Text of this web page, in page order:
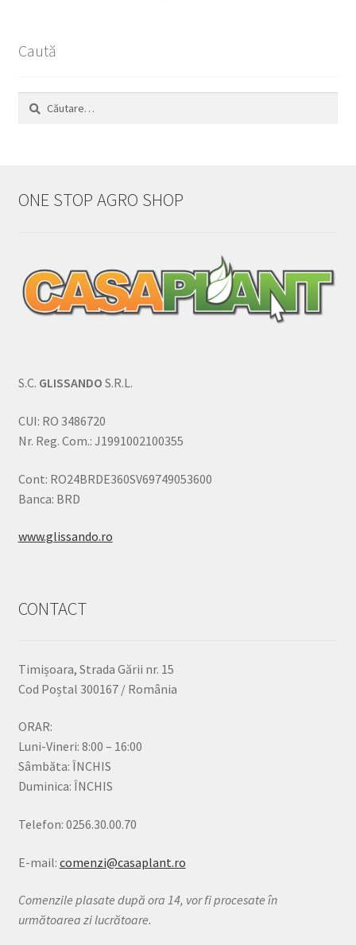
Caută
Caută
ONE STOP AGRO SHOP
S.C. GLISSANDO S.R.L.
CUI: RO 3486720
Nr. Reg. Com.: J1991002100355
Cont: RO24BRDE360SV69749053600
Banca: BRD
www.glissando.ro
CONTACT
Timișoara, Strada Gării nr. 15
Cod Poștal 300167 / România
ORAR:
Luni-Vineri: 8:00 – 16:00
Sâmbăta: ÎNCHIS
Duminica: ÎNCHIS
Telefon: 0256.30.00.70
E-mail: comenzi@casaplant.ro
Comenzile plasate după ora 14, vor fi procesate în
următoarea zi lucrătoare.